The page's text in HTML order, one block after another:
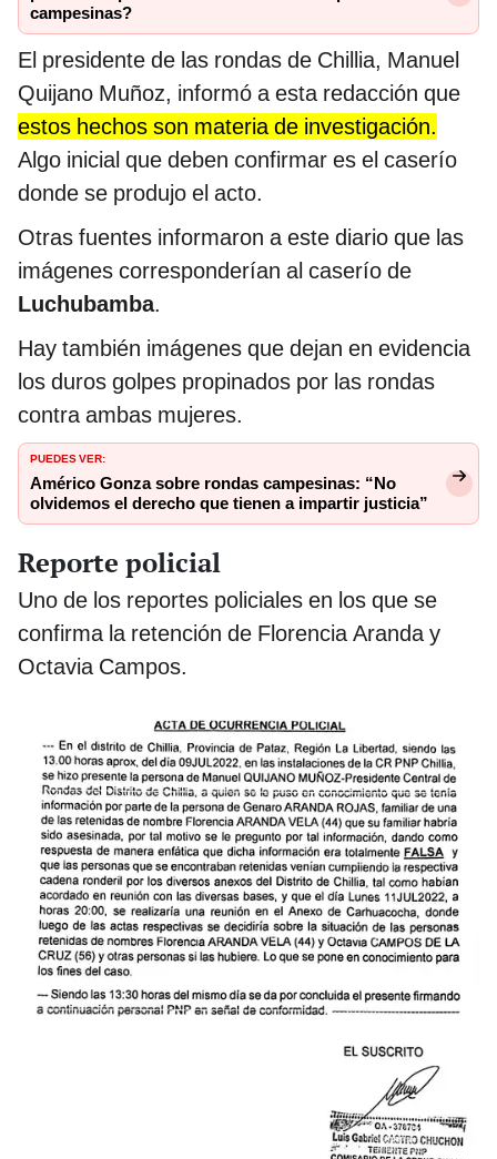
campesinas?
El presidente de las rondas de Chillia, Manuel
Quijano Muñoz, informó a esta redacción que
estos hechos son materia de investigación.
Algo inicial que deben confirmar es el caserío
donde se produjo el acto.
Otras fuentes informaron a este diario que las
imágenes corresponderían al caserío de
Luchubamba.
Hay también imágenes que dejan en evidencia
los duros golpes propinados por las rondas
contra ambas mujeres.
PUEDES VER:
Américo Gonza sobre rondas campesinas: “No
olvidemos el derecho que tienen a impartir justicia”
Reporte policial
Uno de los reportes policiales en los que se
confirma la retención de Florencia Aranda y
Octavia Campos.